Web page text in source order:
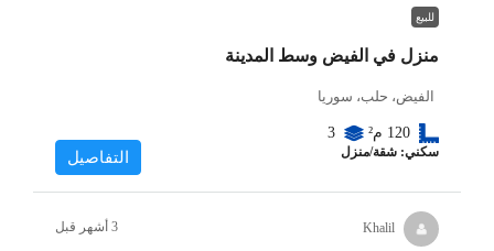
للبيع
منزل في الفيض وسط المدينة
الفيض، حلب، سوريا
120 م² 3
سكني: شقة/منزل التفاصيل
Khalil